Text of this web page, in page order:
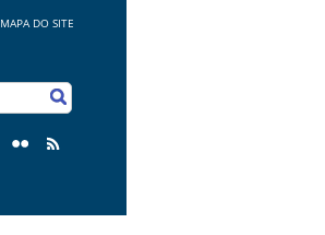
MAPA DO SITE